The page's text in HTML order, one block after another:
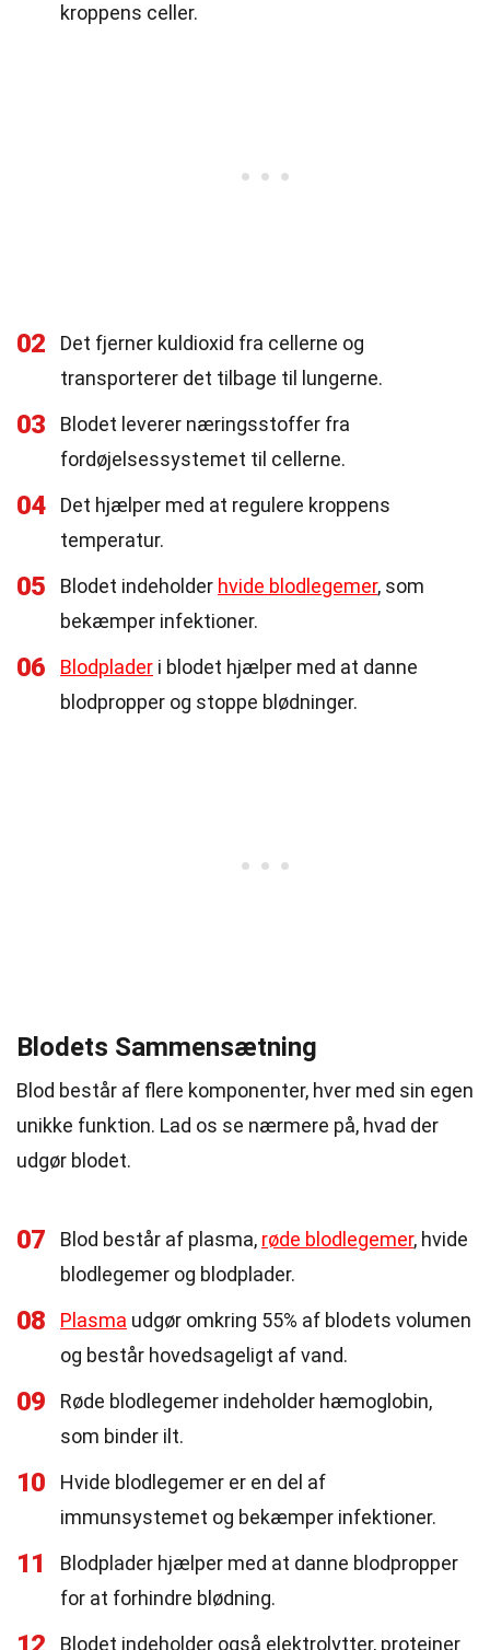
kroppens celler.
02
Det fjerner kuldioxid fra cellerne og
transporterer det tilbage til lungerne.
03
Blodet leverer næringsstoffer fra
fordøjelsessystemet til cellerne.
04
Det hjælper med at regulere kroppens
temperatur.
05 Blodet indeholder hvide blodlegemer, som
bekæmper infektioner.
06 Blodplader i blodet hjælper med at danne
blodpropper og stoppe blødninger.
Blodets Sammensætning
Blod består af flere komponenter, hver med sin egen
unikke funktion. Lad os se nærmere på, hvad der
udgør blodet.
07 Blod består af plasma, røde blodlegemer, hvide
blodlegemer og blodplader.
08 Plasma udgør omkring 55% af blodets volumen
og består hovedsageligt af vand.
09
Røde blodlegemer indeholder hæmoglobin,
som binder ilt.
10
Hvide blodlegemer er en del af
immunsystemet og bekæmper infektioner.
11
Blodplader hjælper med at danne blodpropper
for at forhindre blødning.
Blodet indeholder også elektrolytter, proteiner